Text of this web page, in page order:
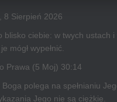
8 Sierpień 2026
blisko ciebie: w twych ustach i
mógł wypełnić.
Prawa (5 Moj) 30:14
Boga polega na spełnianiu
Jego nie są ciężkie.